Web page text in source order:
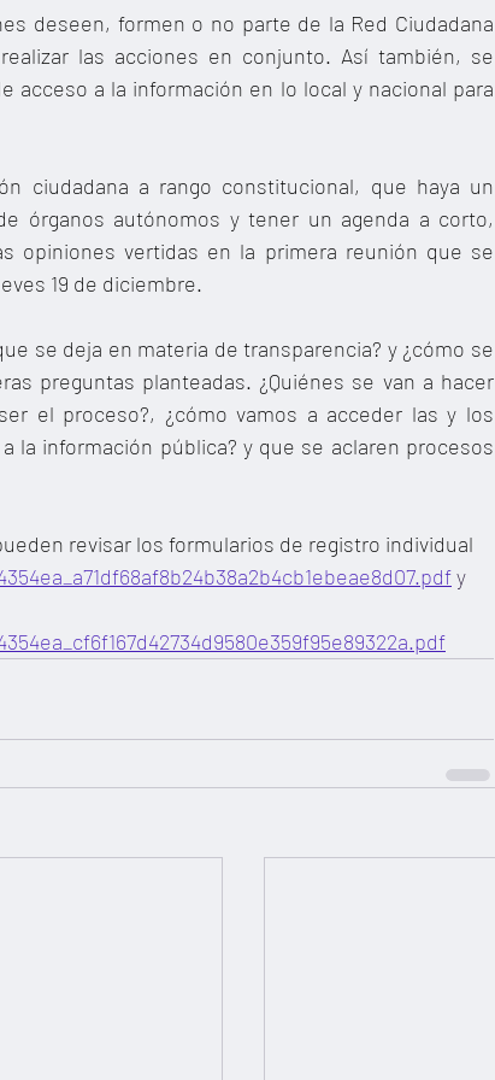
deseen, formen o no parte de la Red Ciudadana
las acciones en conjunto. Así también, se
acceso a la información en lo local y nacional para
ciudadana a rango constitucional, que haya un
órganos autónomos y tener un agenda a corto,
opiniones vertidas en la primera reunión que se
19 de diciembre.
se deja en materia de transparencia? y ¿cómo se
preguntas planteadas. ¿Quiénes se van a hacer
el proceso?, ¿cómo vamos a acceder las y los
la información pública? y que se aclaren procesos
revisar los formularios de registro individual
y